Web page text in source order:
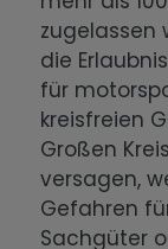
zugelassen
die
für
kreisfreien
Großen
versagen,
Gefahren
Sachgüter